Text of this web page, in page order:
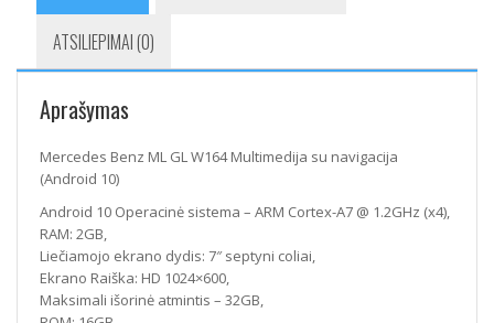
ATSILIEPIMAI (0)
Aprašymas
Mercedes Benz ML GL W164 Multimedija su navigacija
(Android 10)
Android 10 Operacinė sistema – ARM Cortex-A7 @ 1.2GHz (x4),
RAM: 2GB,
Liečiamojo ekrano dydis: 7″ septyni coliai,
Ekrano Raiška: HD 1024×600,
Maksimali išorinė atmintis – 32GB,